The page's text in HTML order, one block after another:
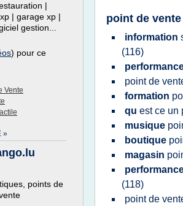
|
| garage xp |
gestion...
) pour ce
Vente
»
points de
point de vente
information
(116)
pointde
formation
qu est ce un
musique
boutique
magasin
(118)
pointde